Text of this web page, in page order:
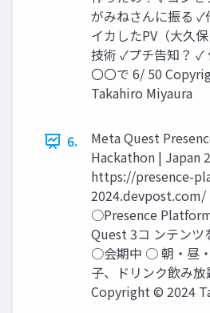
がみねさんに振る
イカしたPV（大久
技術 ✓プチ告知？ ✓
〇〇で 6/ 50
Takahiro Miyaura
6.
Meta Quest
Hackathon | Japan
https://presence-
○Presence
Quest 3コ ンテンツ
○会期中 ○ 朝・昼
子、ドリンク飲み
Copyright © 2024